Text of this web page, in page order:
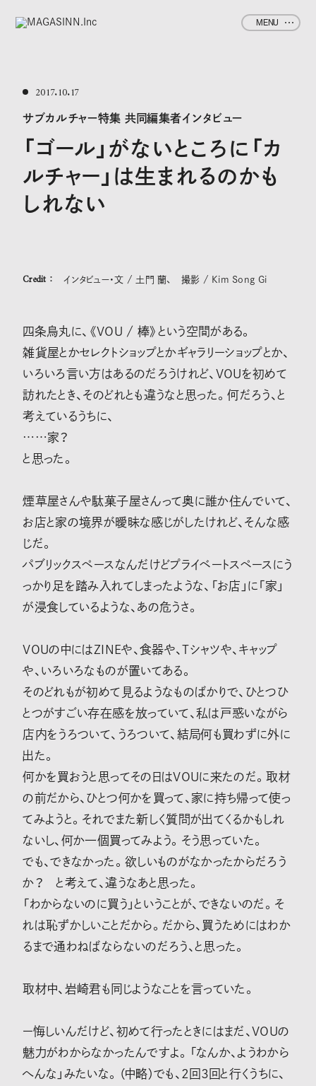
MENU
2017.10.17
サブカルチャー特集 共同編集者インタビュー
「ゴール」がないところに「カ
ルチャー」は生まれるのかも
しれない
Credit ： インタビュー・文 / 土門 蘭、 撮影 / Kim Song Gi
四条烏丸に、《VOU / 棒》という空間がある。
雑貨屋とかセレクトショップとかギャラリーショップとか、
いろいろ言い方はあるのだろうけれど、VOUを初めて
訪れたとき、そのどれとも違うなと思った。何だろう、と
考えているうちに、
……家？
と思った。
煙草屋さんや駄菓子屋さんって奥に誰か住んでいて、
お店と家の境界が曖昧な感じがしたけれど、そんな感
じだ。
パブリックスペースなんだけどプライベートスペースにう
っかり足を踏み入れてしまったような、「お店」に「家」
が浸食しているような、あの危うさ。
VOUの中にはZINEや、食器や、Tシャツや、キャップ
や、いろいろなものが置いてある。
そのどれもが初めて見るようなものばかりで、ひとつひ
とつがすごい存在感を放っていて、私は戸惑いながら
店内をうろついて、うろついて、結局何も買わずに外に
出た。
何かを買おうと思ってその日はVOUに来たのだ。取材
の前だから、ひとつ何かを買って、家に持ち帰って使っ
てみようと。それでまた新しく質問が出てくるかもしれ
ないし、何か一個買ってみよう。そう思っていた。
でも、できなかった。欲しいものがなかったからだろう
か？ と考えて、違うなあと思った。
「わからないのに買う」ということが、できないのだ。そ
れは恥ずかしいことだから。だから、買うためにはわか
るまで通わねばならないのだろう、と思った。
取材中、岩崎君も同じようなことを言っていた。
ー悔しいんだけど、初めて行ったときにはまだ、VOUの
魅力がわからなかったんですよ。「なんか、ようわから
へんな」みたいな。（中略）でも、2回3回と行くうちに、